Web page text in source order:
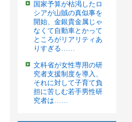
国家予算が枯渇したロ
シアが山賊の真似事を
開始、金銀貴金属じゃ
なくて自動車とかって
ところがリアリティあ
りすぎる……
文科省が女性専用の研
究者支援制度を導入、
それに対して子育て負
担に苦しむ若手男性研
究者は……